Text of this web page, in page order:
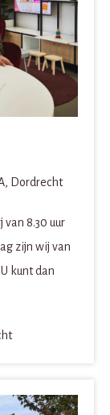
Dordrecht
8.30 uur
zijn wij van
kunt dan